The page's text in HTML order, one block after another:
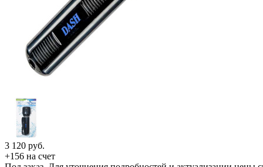
3 120 руб.
+156 на счет